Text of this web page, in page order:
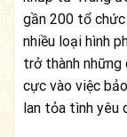
gần 200 tổ
nhiều loại hình
trở thành những
cực vào việc
lan tỏa tình yêu